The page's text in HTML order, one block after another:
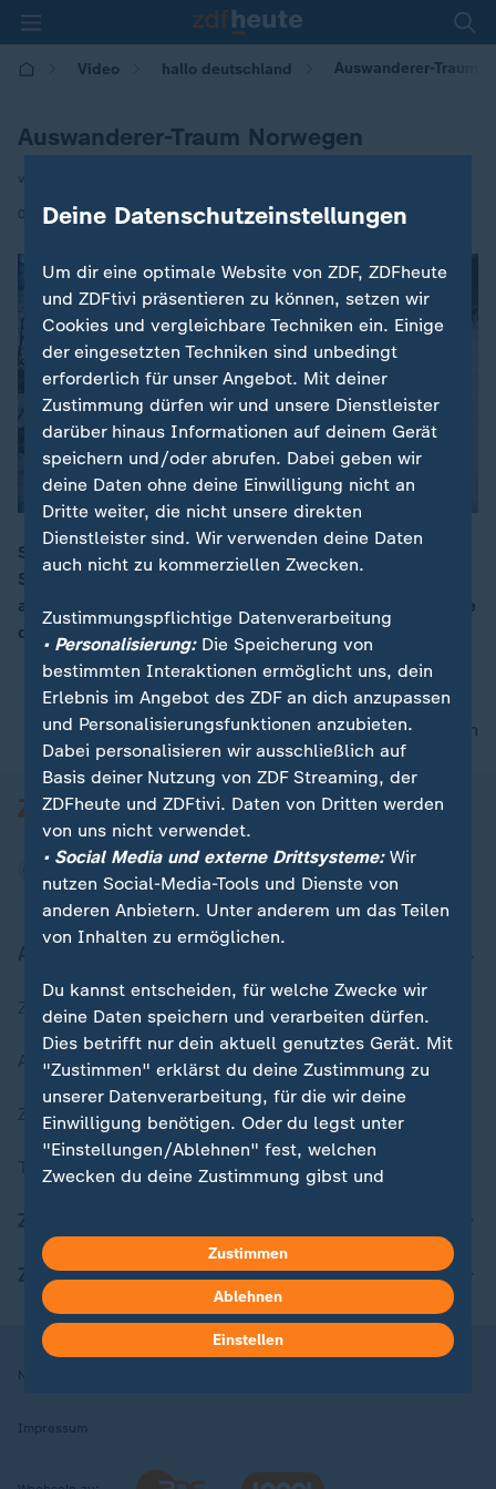
Video hallo deutschland Auswanderer-Traum
Auswanderer-Traum Norwegen
von Sohad Khaldi
04.03.2017 | 18:35
Silvia Furtwängler liebt den Schnee, die Kälte und ihre
Schlittenhunde. Deswegen ist sie in den Norden
ausgewandert. Denn Heimat bedeutet für die Deutsche
dort zu sein, wo man sich am wohlsten fühlt.
nach oben
Zuletzt veröffentlicht
Aktuelle Sendungs-Videos
ZDFheute Stories
Themen im Überblick
ZDFheute Apps
Nutzungsbedingungen
Impressum
Deine Datenschutzeinstellungen
Um dir eine optimale Website von ZDF, ZDFheute
und ZDFtivi präsentieren zu können, setzen wir
Cookies und vergleichbare Techniken ein. Einige
der eingesetzten Techniken sind unbedingt
erforderlich für unser Angebot. Mit deiner
Zustimmung dürfen wir und unsere Dienstleister
darüber hinaus Informationen auf deinem Gerät
speichern und/oder abrufen. Dabei geben wir
deine Daten ohne deine Einwilligung nicht an
Dritte weiter, die nicht unsere direkten
Dienstleister sind. Wir verwenden deine Daten
auch nicht zu kommerziellen Zwecken.
Zustimmungspflichtige Datenverarbeitung
• Personalisierung:Die Speicherung von
bestimmten Interaktionen ermöglicht uns, dein
Erlebnis im Angebot des ZDF an dich anzupassen
und Personalisierungsfunktionen anzubieten.
Dabei personalisieren wir ausschließlich auf
Basis deiner Nutzung von ZDF Streaming, der
ZDFheute und ZDFtivi. Daten von Dritten werden
von uns nicht verwendet.
• Social Media und externe Drittsysteme:Wir
nutzen Social-Media-Tools und Dienste von
anderen Anbietern. Unter anderem um das Teilen
von Inhalten zu ermöglichen.
Du kannst entscheiden, für welche Zwecke wir
deine Daten speichern und verarbeiten dürfen.
Dies betrifft nur dein aktuell genutztes Gerät. Mit
"Zustimmen" erklärst du deine Zustimmung zu
unserer Datenverarbeitung, für die wir deine
Einwilligung benötigen. Oder du legst unter
"Einstellungen/Ablehnen" fest, welchen
Zwecken du deine Zustimmung gibst und
in deinen Einstellungen widerrufen oder ändern.
Hier findest du das Impressum.
Weitere Informationen findest du in unserer
Datenschutzerklärung.
Zustimmen
Ablehnen
Einstellen